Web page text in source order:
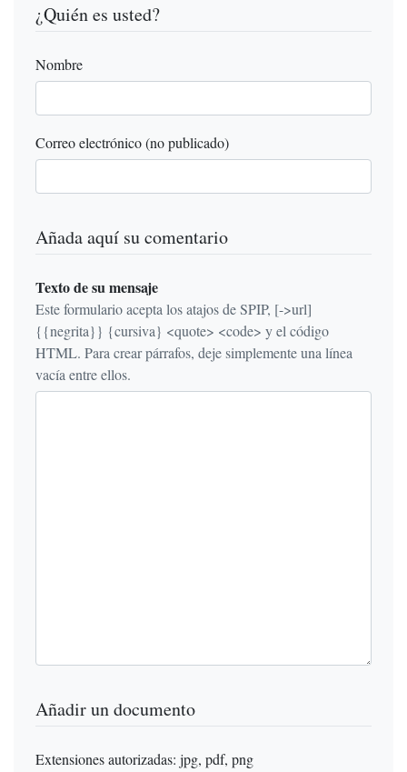
¿Quién es usted?
Nombre
Correo electrónico (no publicado)
Añada aquí su comentario
Texto de su mensaje
Este formulario acepta los atajos de SPIP, [->url]
{{negrita}} {cursiva} <quote> <code> y el código
HTML. Para crear párrafos, deje simplemente una línea
vacía entre ellos.
Añadir un documento
Extensiones autorizadas: jpg, pdf, png